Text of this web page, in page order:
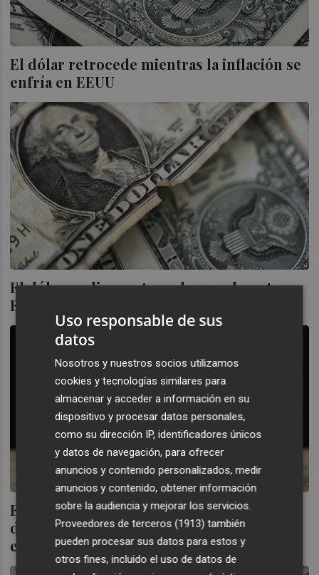
El dólar retrocede mientras la inflación se
enfría en EEUU
El dólar se dispara tras el acuerdo entre
EEUU y China para recortar aranceles
El euro se cambia alrededor de 1,15
dólares, después de que el dólar se
estabilizara
Uso responsable de sus
datos
Nosotros y nuestros socios utilizamos
cookies y tecnologías similares para
almacenar y acceder a información en su
dispositivo y procesar datos personales,
como su dirección IP, identificadores únicos
y datos de navegación, para ofrecer
anuncios y contenido personalizados, medir
anuncios y contenido, obtener información
sobre la audiencia y mejorar los servicios.
Proveedores de terceros (1913) también
pueden procesar sus datos para estos y
otros fines, incluido el uso de datos de